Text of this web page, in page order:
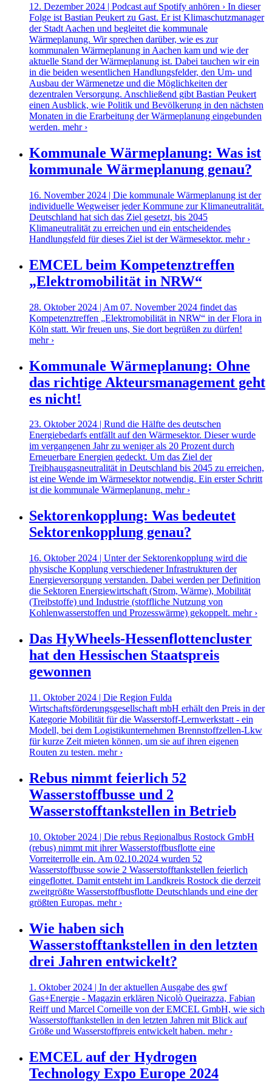
12. Dezember 2024 | Podcast auf Spotify anhören › In dieser
Folge ist Bastian Peukert zu Gast. Er ist Klimaschutzmanager
der Stadt Aachen und begleitet die kommunale
Wärmeplanung. Wir sprechen darüber, wie es zur
kommunalen Wärmeplanung in Aachen kam und wie der
aktuelle Stand der Wärmeplanung ist. Dabei tauchen wir ein
in die beiden wesentlichen Handlungsfelder, den Um- und
Ausbau der Wärmenetze und die Möglichkeiten der
dezentralen Versorgung. Anschließend gibt Bastian Peukert
einen Ausblick, wie Politik und Bevölkerung in den nächsten
Monaten in die Erarbeitung der Wärmeplanung eingebunden
werden. mehr ›
Kommunale Wärmeplanung: Was ist
kommunale Wärmeplanung genau?
16. November 2024 | Die kommunale Wärmeplanung ist der
individuelle Wegweiser jeder Kommune zur Klimaneutralität.
Deutschland hat sich das Ziel gesetzt, bis 2045
Klimaneutralität zu erreichen und ein entscheidendes
Handlungsfeld für dieses Ziel ist der Wärmesektor. mehr ›
EMCEL beim Kompetenztreffen
„Elektromobilität in NRW“
28. Oktober 2024 | Am 07. November 2024 findet das
Kompetenztreffen „Elektromobilität in NRW“ in der Flora in
Köln statt. Wir freuen uns, Sie dort begrüßen zu dürfen!
mehr ›
Kommunale Wärmeplanung: Ohne
das richtige Akteursmanagement geht
es nicht!
23. Oktober 2024 | Rund die Hälfte des deutschen
Energiebedarfs entfällt auf den Wärmesektor. Dieser wurde
im vergangenen Jahr zu weniger als 20 Prozent durch
Erneuerbare Energien gedeckt. Um das Ziel der
Treibhausgasneutralität in Deutschland bis 2045 zu erreichen,
ist eine Wende im Wärmesektor notwendig. Ein erster Schritt
ist die kommunale Wärmeplanung. mehr ›
Sektorenkopplung: Was bedeutet
Sektorenkopplung genau?
16. Oktober 2024 | Unter der Sektorenkopplung wird die
physische Kopplung verschiedener Infrastrukturen der
Energieversorgung verstanden. Dabei werden per Definition
die Sektoren Energiewirtschaft (Strom, Wärme), Mobilität
(Treibstoffe) und Industrie (stoffliche Nutzung von
Kohlenwasserstoffen und Prozesswärme) gekoppelt. mehr ›
Das HyWheels-Hessenflottencluster
hat den Hessischen Staatspreis
gewonnen
11. Oktober 2024 | Die Region Fulda
Wirtschaftsförderungsgesellschaft mbH erhält den Preis in der
Kategorie Mobilität für die Wasserstoff-Lernwerkstatt - ein
Modell, bei dem Logistikunternehmen Brennstoffzellen-Lkw
für kurze Zeit mieten können, um sie auf ihren eigenen
Routen zu testen. mehr ›
Rebus nimmt feierlich 52
Wasserstoffbusse und 2
Wasserstofftankstellen in Betrieb
10. Oktober 2024 | Die rebus Regionalbus Rostock GmbH
(rebus) nimmt mit ihrer Wasserstoffbusflotte eine
Vorreiterrolle ein. Am 02.10.2024 wurden 52
Wasserstoffbusse sowie 2 Wasserstofftankstellen feierlich
eingeflottet. Damit entsteht im Landkreis Rostock die derzeit
zweitgrößte Wasserstoffbusflotte Deutschlands und eine der
größten Europas. mehr ›
Wie haben sich
Wasserstofftankstellen in den letzten
drei Jahren entwickelt?
1. Oktober 2024 | In der aktuellen Ausgabe des gwf
Gas+Energie - Magazin erklären Nicolò Queirazza, Fabian
Reiff und Marcel Corneille von der EMCEL GmbH, wie sich
Wasserstofftankstellen in den letzten Jahren mit Blick auf
Größe und Wasserstoffpreis entwickelt haben. mehr ›
EMCEL auf der Hydrogen
Technology Expo Europe 2024